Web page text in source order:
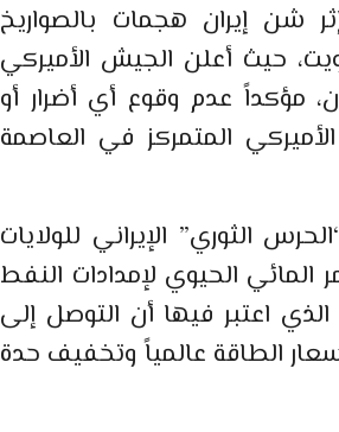
شن إيران هجمات بالصواريخ
حيث أعلن الجيش الأميركي
طهران، مؤكداً عدم وقوع أي أضرار أو
المتمركز في العاصمة
الثوري” الإيراني للولايات
الحيوي لإمدادات النفط
الذي اعتبر فيها أن التوصل إلى
الطاقة عالمياً وتخفيف حدة